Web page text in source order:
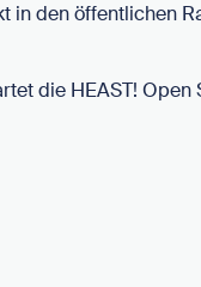
den öffentlichen
die HEAST! Open